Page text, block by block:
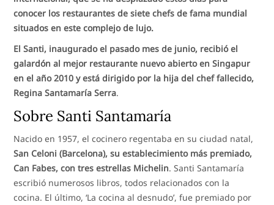
conocer los restaurantes de siete chefs de fama mundial
situados en este complejo de lujo.
El Santi, inaugurado el pasado mes de junio, recibió el
galardón al mejor restaurante nuevo abierto en Singapur
en el año 2010 y está dirigido por la hija del chef fallecido,
Regina Santamaría Serra.
Sobre Santi Santamaría
Nacido en 1957, el cocinero regentaba en su ciudad natal,
San Celoni (Barcelona), su establecimiento más premiado,
Can Fabes, con tres estrellas Michelin. Santi Santamaría
escribió numerosos libros, todos relacionados con la
cocina. El último, ‘La cocina al desnudo’, fue premiado por